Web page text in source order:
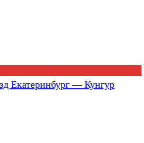
Екатеринбург — Кунгур